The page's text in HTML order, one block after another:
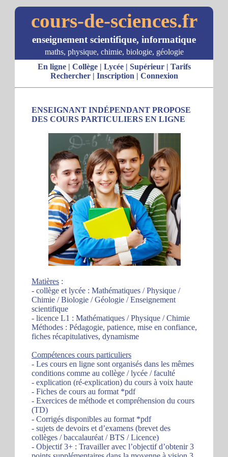
cours-de-sciences.fr
enseignement scientifique, informatique
maths, physique, chimie, biologie, géologie
En ligne| Collège| Lycée| Supérieur| Tarifs
Rechercher| Inscription | Connexion
ENSEIGNANT INDÉPENDANT PROPOSE
DES COURS PARTICULIERS EN LIGNE
Matières :
- collège et lycée : Mathématiques / Physique /
Chimie / Biologie / Géologie / Enseignement
scientifique
- licence L1 : Mathématiques / Physique / Chimie
Méthodes : Pédagogie, patience, mise en confiance,
fiches récapitulatives, dynamisme
Compétences cours particuliers
- Les cours en ligne sont organisés dans les mêmes
conditions comme au collège / lycée / faculté
- explication (ré-explication) du cours à voix haute
- Fiches de cours au format *pdf
- Exercices de méthode et compréhension du cours
(TD)
- Corrigés disponibles au format *pdf
- sujets de devoirs et d’examens (brevet des
collèges / baccalauréat / BTS / Licence)
- Objectif 3+ : Travailler avec l’objectif d’obtenir 3